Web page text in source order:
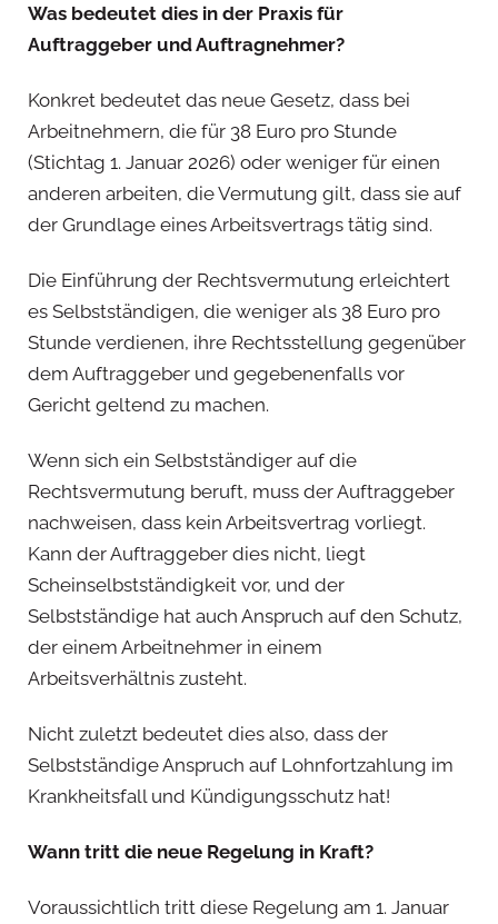
Was bedeutet dies in der Praxis für
Auftraggeber und Auftragnehmer?
Konkret bedeutet das neue Gesetz, dass bei
Arbeitnehmern, die für 38 Euro pro Stunde
(Stichtag 1. Januar 2026) oder weniger für einen
anderen arbeiten, die Vermutung gilt, dass sie auf
der Grundlage eines Arbeitsvertrags tätig sind.
Die Einführung der Rechtsvermutung erleichtert
es Selbstständigen, die weniger als 38 Euro pro
Stunde verdienen, ihre Rechtsstellung gegenüber
dem Auftraggeber und gegebenenfalls vor
Gericht geltend zu machen.
Wenn sich ein Selbstständiger auf die
Rechtsvermutung beruft, muss der Auftraggeber
nachweisen, dass kein Arbeitsvertrag vorliegt.
Kann der Auftraggeber dies nicht, liegt
Scheinselbstständigkeit vor, und der
Selbstständige hat auch Anspruch auf den Schutz,
der einem Arbeitnehmer in einem
Arbeitsverhältnis zusteht.
Nicht zuletzt bedeutet dies also, dass der
Selbstständige Anspruch auf Lohnfortzahlung im
Krankheitsfall und Kündigungsschutz hat!
Wann tritt die neue Regelung in Kraft?
Voraussichtlich tritt diese Regelung am 1. Januar